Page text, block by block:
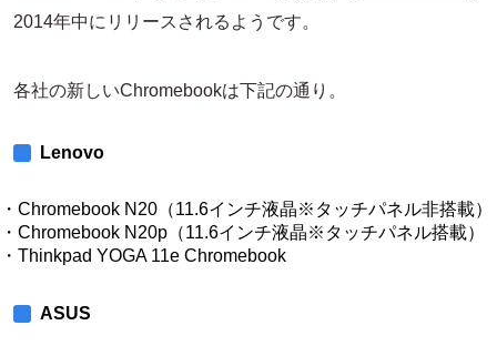
2014年中にリリースされるようです。
各社の新しいChromebookは下記の通り。
Lenovo
・Chromebook N20（11.6インチ液晶※タッチパネル非搭載）
・Chromebook N20p（11.6インチ液晶※タッチパネル搭載）
・Thinkpad YOGA 11e Chromebook
ASUS